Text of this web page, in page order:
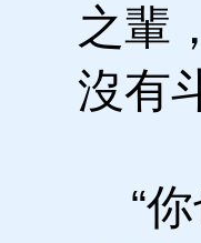
之輩
沒有
“你